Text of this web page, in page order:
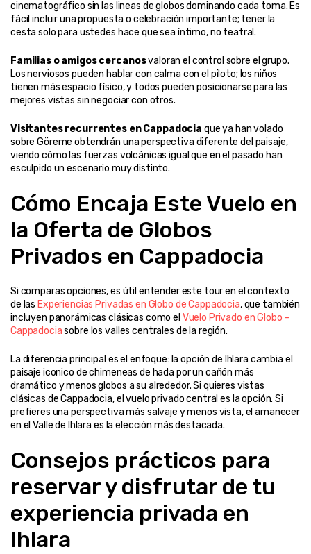
cinematográfico sin las lineas de globos dominando cada toma. Es
fácil incluir una propuesta o celebración importante; tener la
cesta solo para ustedes hace que sea íntimo, no teatral.
Familias o amigos cercanos valoran el control sobre el grupo.
Los nerviosos pueden hablar con calma con el piloto; los niños
tienen más espacio físico, y todos pueden posicionarse para las
mejores vistas sin negociar con otros.
Visitantes recurrentes en Cappadocia que ya han volado
sobre Göreme obtendrán una perspectiva diferente del paisaje,
viendo cómo las fuerzas volcánicas igual que en el pasado han
esculpido un escenario muy distinto.
Cómo Encaja Este Vuelo en
la Oferta de Globos
Privados en Cappadocia
Si comparas opciones, es útil entender este tour en el contexto
de las Experiencias Privadas en Globo de Cappadocia, que también
incluyen panorámicas clásicas como el Vuelo Privado en Globo –
Cappadocia sobre los valles centrales de la región.
La diferencia principal es el enfoque: la opción de Ihlara cambia el
paisaje iconico de chimeneas de hada por un cañón más
dramático y menos globos a su alrededor. Si quieres vistas
clásicas de Cappadocia, el vuelo privado central es la opción. Si
prefieres una perspectiva más salvaje y menos vista, el amanecer
en el Valle de Ihlara es la elección más destacada.
Consejos prácticos para
reservar y disfrutar de tu
experiencia privada en
Ihlara